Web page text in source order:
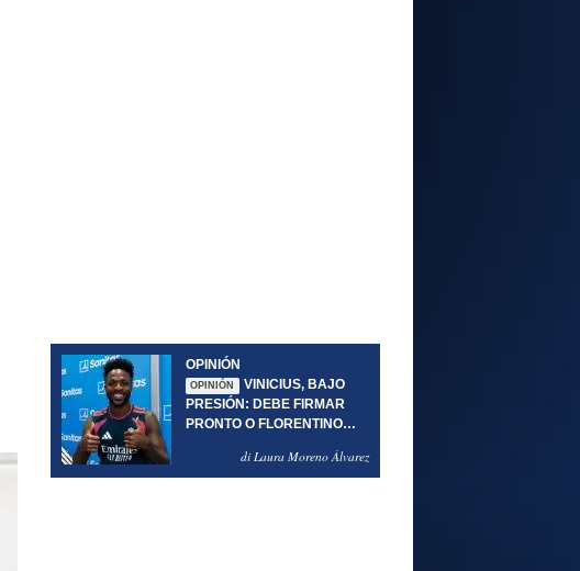
OPINIÓN
OPINIÓN
VINICIUS, BAJO
PRESIÓN: DEBE FIRMAR
PRONTO O FLORENTINO
di Laura Moreno Álvarez